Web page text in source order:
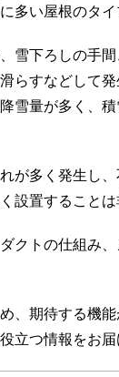
多い屋根のタイ
雪下ろしの手
らすなどして
雪量が多く、
が多く発生し
設置することは
クトの仕組み
、期待する機
立つ情報をお届